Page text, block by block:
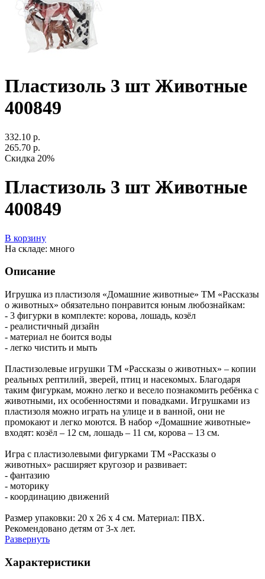
Пластизоль 3 шт Животные
400849
332.10 р.
265.70 р.
Скидка 20%
Пластизоль 3 шт Животные
400849
В корзину
На складе: много
Описание
Игрушка из пластизоля «Домашние животные» ТМ «Рассказы
о животных» обязательно понравится юным любознайкам:
- 3 фигурки в комплекте: корова, лошадь, козёл
- реалистичный дизайн
- материал не боится воды
- легко чистить и мыть
Пластизолевые игрушки ТМ «Рассказы о животных» – копии
реальных рептилий, зверей, птиц и насекомых. Благодаря
таким фигуркам, можно легко и весело познакомить ребёнка с
животными, их особенностями и повадками. Игрушками из
пластизоля можно играть на улице и в ванной, они не
промокают и легко моются. В набор «Домашние животные»
входят: козёл – 12 см, лошадь – 11 см, корова – 13 см.
Игра с пластизолевыми фигурками ТМ «Рассказы о
животных» расширяет кругозор и развивает:
- фантазию
- моторику
- координацию движений
Размер упаковки: 20 х 26 х 4 см. Материал: ПВХ.
Рекомендовано детям от 3-х лет.
Развернуть
Характеристики